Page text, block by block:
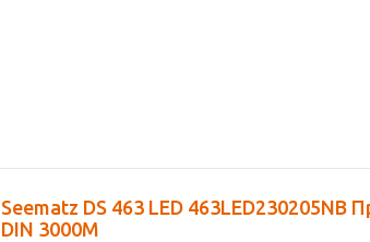
Seematz DS 463 LED 463LED230205NB
DIN 3000M